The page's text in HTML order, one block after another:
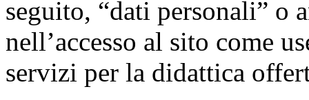
seguito, “dati personali” o
nell’accesso al sito come
servizi per la didattica